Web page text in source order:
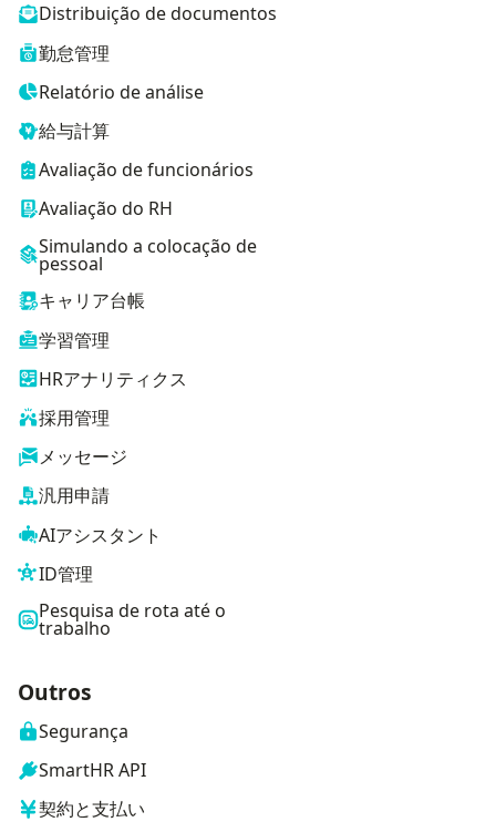
Distribuição de documentos
勤怠管理
Relatório de análise
給与計算
Avaliação de funcionários
Avaliação do RH
Simulando a colocação de
pessoal
キャリア台帳
学習管理
HRアナリティクス
採用管理
メッセージ
汎用申請
AIアシスタント
ID管理
Pesquisa de rota até o
trabalho
Outros
Segurança
SmartHR API
契約と支払い